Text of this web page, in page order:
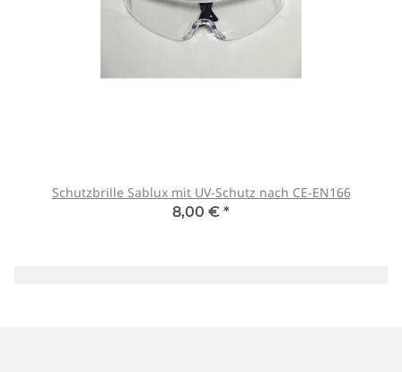
Schutzbrille Sablux mit UV-Schutz nach CE-EN166
8,00 € *